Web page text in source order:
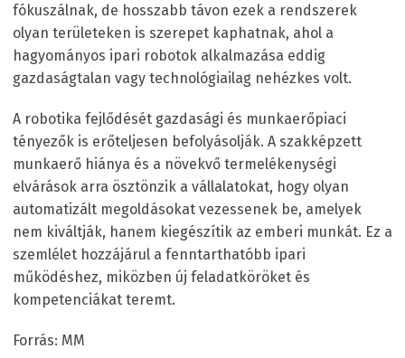
fókuszálnak, de hosszabb távon ezek a rendszerek
olyan területeken is szerepet kaphatnak, ahol a
hagyományos ipari robotok alkalmazása eddig
gazdaságtalan vagy technológiailag nehézkes volt.
A robotika fejlődését gazdasági és munkaerőpiaci
tényezők is erőteljesen befolyásolják. A szakképzett
munkaerő hiánya és a növekvő termelékenységi
elvárások arra ösztönzik a vállalatokat, hogy olyan
automatizált megoldásokat vezessenek be, amelyek
nem kiváltják, hanem kiegészítik az emberi munkát. Ez a
szemlélet hozzájárul a fenntarthatóbb ipari
működéshez, miközben új feladatköröket és
kompetenciákat teremt.
Forrás: MM